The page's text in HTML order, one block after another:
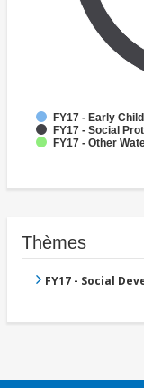
FY17 - Early
FY17 - Social
FY17 - Other
Thèmes
FY17 - Social